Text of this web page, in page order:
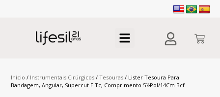
Início / Instrumentais Cirúrgicos /Tesouras / Lister Tesoura Para
Bandagem, Angular, Supercut E Tc, Comprimento 5½Pol/14Cm Bcf